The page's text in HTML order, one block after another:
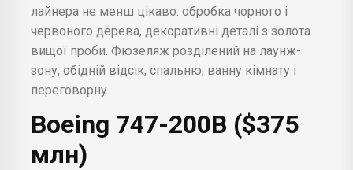
лайнера не менш цікаво: обробка чорного і
червоного дерева, декоративні деталі з золота
вищої проби. Фюзеляж розділений на лаунж-
зону, обідній відсік, спальню, ванну кімнату і
переговорну.
Boeing 747-200В ($375
млн)